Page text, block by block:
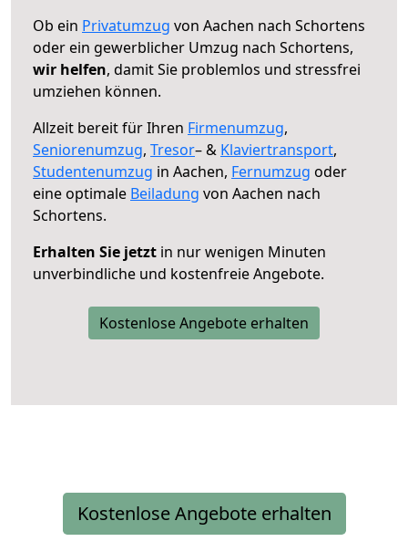
Ob ein Privatumzug von Aachen nach Schortens
oder ein gewerblicher Umzug nach Schortens,
wir helfen, damit Sie problemlos und stressfrei
umziehen können.
Allzeit bereit für Ihren Firmenumzug,
Seniorenumzug, Tresor– & Klaviertransport,
Studentenumzug in Aachen, Fernumzug oder
eine optimale Beiladung von Aachen nach
Schortens.
Erhalten Sie jetzt in nur wenigen Minuten
unverbindliche und kostenfreie Angebote.
Kostenlose Angebote erhalten
Kostenlose Angebote erhalten